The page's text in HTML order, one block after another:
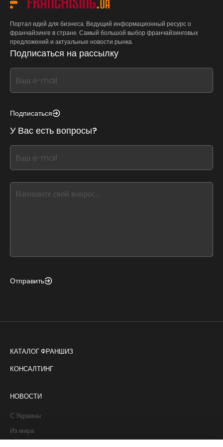
Портал идей для бизнеса. Ведущий информационный ресурс о
франчайзинге в стране. Самый большой выбор франчайзинговых
предложений и актуальные новости рынка.
Подписаться на рассылку
If
you
this,
this
form
field
blank
Подписаться
У Вас есть вопросы?
If
you
this,
Отправить
КАТАЛОГ ФРАНШИЗ
КОНСАЛТИНГ
НОВОСТИ
С Украины
Из мира